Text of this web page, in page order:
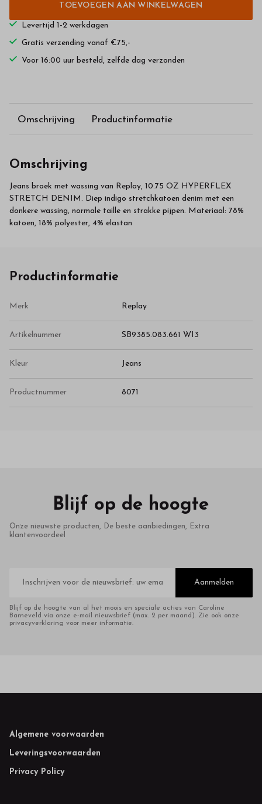
TOEVOEGEN AAN WINKELWAGEN
Levertijd 1-2 werkdagen
Gratis verzending vanaf €75,-
Voor 16:00 uur besteld, zelfde dag verzonden
Omschrijving Productinformatie
Omschrijving
Jeans broek met wassing van Replay, 10.75 OZ HYPERFLEX
STRETCH DENIM. Diep indigo stretchkatoen denim met een
donkere wassing, normale taille en strakke pijpen. Materiaal: 78%
katoen, 18% polyester, 4% elastan
Productinformatie
Merk Replay
Artikelnummer SB9385.083.661 WI3
Kleur Jeans
Productnummer 8071
Blijf op de hoogte
Onze nieuwste producten, De beste aanbiedingen, Extra
klantenvoordeel
mailadres
Aanmelden
Blijf op de hoogte van al het moois en speciale acties van Caroline
Barneveld via onze e-mail nieuwsbrief (max. 2 per maand). Zie ook onze
privacyverklaring voor meer informatie.
Footer
Algemene voorwaarden
Leveringsvoorwaarden
Privacy Policy